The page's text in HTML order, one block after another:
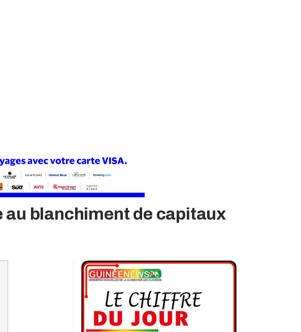
au blanchiment de capitaux